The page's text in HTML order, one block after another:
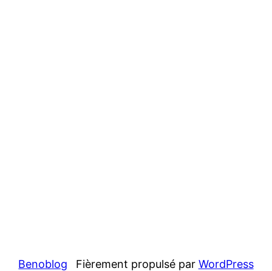
Benoblog Fièrement propulsé par WordPress